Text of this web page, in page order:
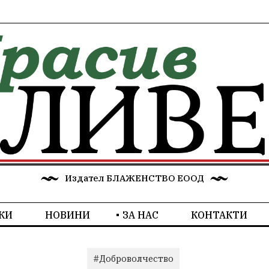
Издател БЛАЖЕНСТВО ЕООД
НОВИНИ ЗА НАС КОНТАКТИ
#Доброволчество